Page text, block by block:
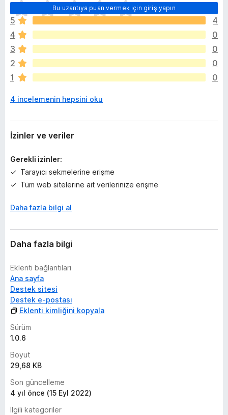
Bu uzantıya puan vermek için giriş yapın
H
e
n
ü
z
h
i
ç
u
n
y
k
5
4
4
0
3
0
2
0
1
0
4 incelemenin hepsini oku
İzinler ve veriler
Gerekli izinler:
Tarayıcı sekmelerine erişme
Tüm web sitelerine ait verilerinize erişme
Daha fazla bilgi al
Daha fazla bilgi
Eklenti bağlantıları
Ana sayfa
Destek sitesi
Destek e-postası
Eklenti kimliğini kopyala
Sürüm
1.0.6
Boyut
29,68 KB
Son güncelleme
4 yıl önce (15 Eyl 2022)
İlgili kategoriler